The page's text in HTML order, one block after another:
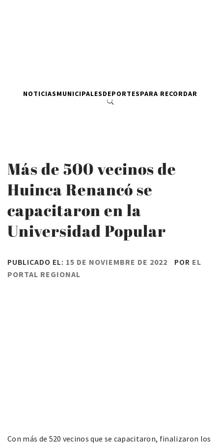
NOTICIASMUNICIPALESDEPORTESPARA RECORDAR
Más de 500 vecinos de
Huinca Renancó se
capacitaron en la
Universidad Popular
PUBLICADO EL: 15 DE NOVIEMBRE DE 2022 POR EL
PORTAL REGIONAL
Con más de 520 vecinos que se capacitaron, finalizaron los